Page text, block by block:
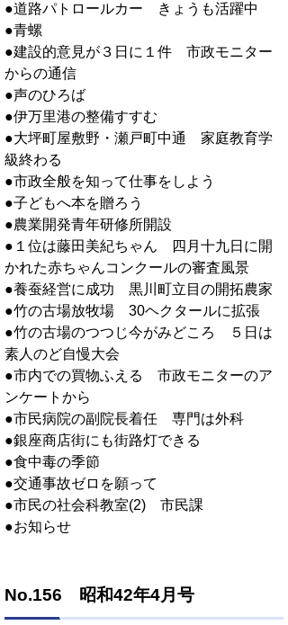
●道路パトロールカー きょうも活躍中
●青螺
●建設的意見が３日に１件 市政モニター
からの通信
●声のひろば
●伊万里港の整備すすむ
●大坪町屋敷野・瀬戸町中通 家庭教育学
級終わる
●市政全般を知って仕事をしよう
●子どもへ本を贈ろう
●農業開発青年研修所開設
●１位は藤田美紀ちゃん 四月十九日に開
かれた赤ちゃんコンクールの審査風景
●養蚕経営に成功 黒川町立目の開拓農家
●竹の古場放牧場 30ヘクタールに拡張
●竹の古場のつつじ今がみどころ ５日は
素人のど自慢大会
●市内での買物ふえる 市政モニターのア
ンケートから
●市民病院の副院長着任 専門は外科
●銀座商店街にも街路灯できる
●食中毒の季節
●交通事故ゼロを願って
●市民の社会科教室(2) 市民課
●お知らせ
No.156 昭和42年4月号